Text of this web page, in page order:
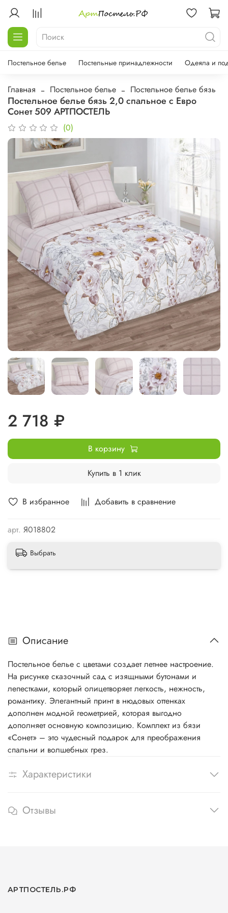
Постельное белье Постельные принадлежности Одеяла и
Главная Постельное белье Постельное белье бязь
Постельное белье бязь 2,0 спальное с Евро
Сонет 509 АРТПОСТЕЛЬ
(0)
В избранное Добавить в сравнение
арт. Я018802
2 718 ₽
В корзину
Купить в 1 клик
Выбрать
Описание
Постельное белье с цветами создает летнее настроение.
На рисунке сказочный сад с изящными бутонами и
лепестками, который олицетворяет легкость, нежность,
романтику. Элегантный принт в нюдовых оттенках
дополнен модной геометрией, которая выгодно
дополняет основную композицию. Комплект из бязи
«Сонет» – это чудесный подарок для преображения
спальни и волшебных грез.
Характеристики
Отзывы
АРТПОСТЕЛЬ.РФ